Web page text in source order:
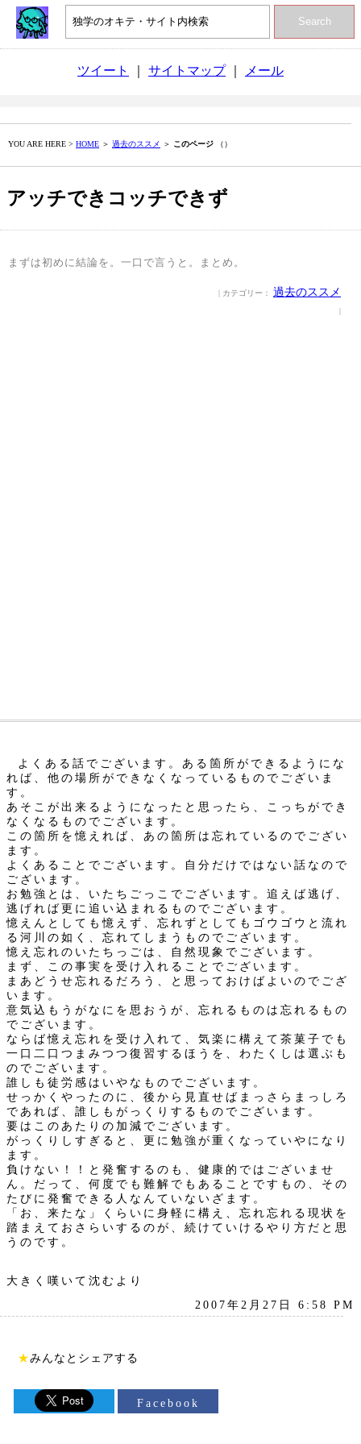
Search
ツイート サイトマップ｜ メール
YOU ARE HERE > HOME ＞ 過去のススメ ＞ このページ （）
アッチできコッチできず
まずは初めに結論を。一口で言うと。まとめ。
| カテゴリー： 過去のススメ
|
よくある話でございます。ある箇所ができるようにな
れば、他の場所ができなくなっているものでございま
す。
あそこが出来るようになったと思ったら、こっちができ
なくなるものでございます。
この箇所を憶えれば、あの箇所は忘れているのでござい
ます。
よくあることでございます。自分だけではない話なので
ございます。
お勉強とは、いたちごっこでございます。追えば逃げ、
逃げれば更に追い込まれるものでございます。
憶えんとしても憶えず、忘れずとしてもゴウゴウと流れ
る河川の如く、忘れてしまうものでございます。
憶え忘れのいたちっごは、自然現象でございます。
まず、この事実を受け入れることでございます。
まあどうせ忘れるだろう、と思っておけばよいのでござ
います。
意気込もうがなにを思おうが、忘れるものは忘れるもの
でございます。
ならば憶え忘れを受け入れて、気楽に構えて茶菓子でも
一口二口つまみつつ復習するほうを、わたくしは選ぶも
のでございます。
誰しも徒労感はいやなものでございます。
せっかくやったのに、後から見直せばまっさらまっしろ
であれば、誰しもがっくりするものでございます。
要はこのあたりの加減でございます。
がっくりしすぎると、更に勉強が重くなっていやになり
ます。
負けない！！と発奮するのも、健康的ではございませ
ん。だって、何度でも難解でもあることですもの、その
たびに発奮できる人なんていないざます。
「お、来たな」くらいに身軽に構え、忘れ忘れる現状を
踏まえておさらいするのが、続けていけるやり方だと思
うのです。
大きく嘆いて沈むより
2007年2月27日 6:58 PM
★みんなとシェアする
Facebook